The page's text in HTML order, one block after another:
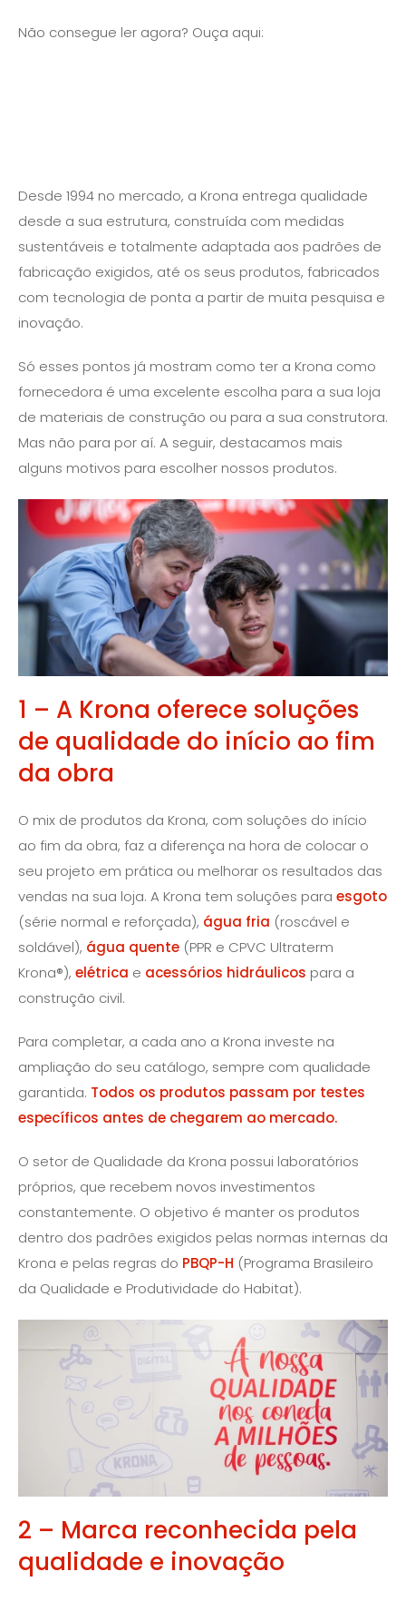
Não consegue ler agora? Ouça aqui:
Desde 1994 no mercado, a Krona entrega qualidade
desde a sua estrutura, construída com medidas
sustentáveis e totalmente adaptada aos padrões de
fabricação exigidos, até os seus produtos, fabricados
com tecnologia de ponta a partir de muita pesquisa e
inovação.
Só esses pontos já mostram como ter a Krona como
fornecedora é uma excelente escolha para a sua loja
de materiais de construção ou para a sua construtora.
Mas não para por aí. A seguir, destacamos mais
alguns motivos para escolher nossos produtos.
1 – A Krona oferece soluções
de qualidade do início ao fim
da obra
O mix de produtos da Krona, com soluções do início
ao fim da obra, faz a diferença na hora de colocar o
seu projeto em prática ou melhorar os resultados das
vendas na sua loja. A Krona tem soluções para esgoto
(série normal e reforçada), água fria (roscável e
soldável), água quente (PPR e CPVC Ultraterm
Krona®), elétrica e acessórios hidráulicos para a
construção civil.
Para completar, a cada ano a Krona investe na
ampliação do seu catálogo, sempre com qualidade
garantida. Todos os produtos passam por testes
específicos antes de chegarem ao mercado.
O setor de Qualidade ​da Krona possui laboratórios
próprios, que recebem novos investimentos
constantemente. O objetivo é manter os produtos
dentro dos padrões exigidos pelas normas internas da
Krona e pelas regras do PBQP-H (Programa Brasileiro
da Qualidade e Produtividade do Habitat).
2 – Marca reconhecida pela
qualidade e inovação